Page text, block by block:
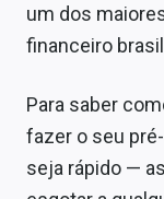
um dos
financeiro
Para saber
fazer o seu
seja rápido —